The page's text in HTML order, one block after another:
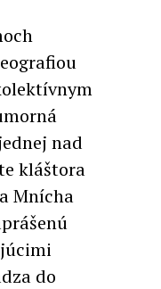
nad
kláštora
Mnícha
do